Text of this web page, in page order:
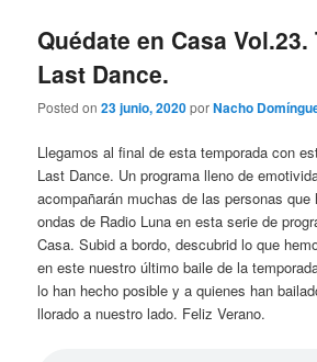
Quédate en Casa Vol.23.
Last Dance.
Posted on23 junio, 2020porNacho
Llegamos al final de esta temporada con
Last Dance. Un programa lleno de
acompañarán muchas de las personas que
ondas de Radio Luna en esta serie de
Casa. Subid a bordo, descubrid lo que
en este nuestro último baile de la
lo han hecho posible y a quienes han
llorado a nuestro lado. Feliz Verano.